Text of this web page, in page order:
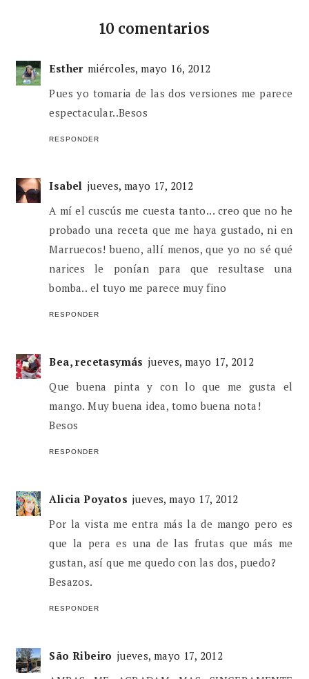
10 comentarios
Esther miércoles, mayo 16, 2012
Pues yo tomaria de las dos versiones me parece
espectacular..Besos
RESPONDER
Isabel jueves, mayo 17, 2012
A mí el cuscús me cuesta tanto... creo que no he
probado una receta que me haya gustado, ni en
Marruecos! bueno, allí menos, que yo no sé qué
narices le ponían para que resultase una
bomba.. el tuyo me parece muy fino
RESPONDER
Bea, recetasymás jueves, mayo 17, 2012
Que buena pinta y con lo que me gusta el
mango. Muy buena idea, tomo buena nota!
Besos
RESPONDER
Alicia Poyatos jueves, mayo 17, 2012
Por la vista me entra más la de mango pero es
que la pera es una de las frutas que más me
gustan, así que me quedo con las dos, puedo?
Besazos.
RESPONDER
São Ribeiro jueves, mayo 17, 2012